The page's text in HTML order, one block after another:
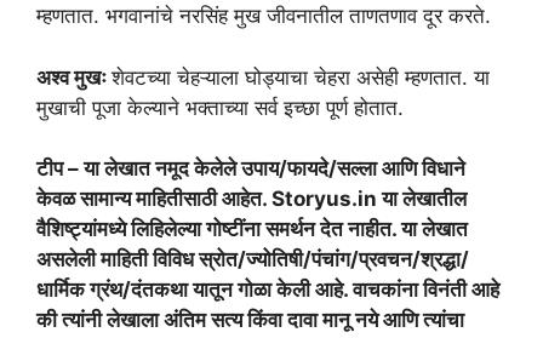
म्हणतात. भगवानांचे नरसिंह मुख जीवनातील ताणतणाव दूर करते.
अश्व मुखःशेवटच्या चेहऱ्याला घोड्याचा चेहरा असेही म्हणतात. या
मुखाची पूजा केल्याने भक्ताच्या सर्व इच्छा पूर्ण होतात.
टीप – या लेखात नमूद केलेले उपाय/फायदे/सल्ला आणि विधाने
केवळ सामान्य माहितीसाठी आहेत. Storyus.in या लेखातील
वैशिष्ट्यांमध्ये लिहिलेल्या गोष्टींना समर्थन देत नाहीत. या लेखात
असलेली माहिती विविध स्रोत/ज्योतिषी/पंचांग/प्रवचन/श्रद्धा/
धार्मिक ग्रंथ/दंतकथा यातून गोळा केली आहे. वाचकांना विनंती आहे
की त्यांनी लेखाला अंतिम सत्य किंवा दावा मानू नये आणि त्यांचा